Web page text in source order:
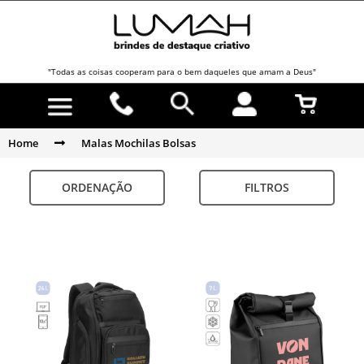
"Todas as coisas cooperam para o bem daqueles que amam a Deus"
Home Malas Mochilas Bolsas
ORDENAÇÃO FILTROS